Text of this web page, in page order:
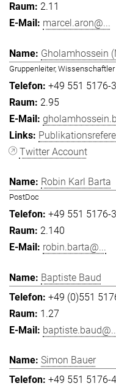
2.11
marcel.aron@...
Gholamhossein
Gruppenleiter, Wissenschaftler
+49 551 5176-
2.95
Twitter Account
Robin Karl Barta
PostDoc
+49 551 5176-
2.140
robin.barta@...
Baptiste Baud
+49 (0)551
1.27
Simon Bauer
+49 551 5176-